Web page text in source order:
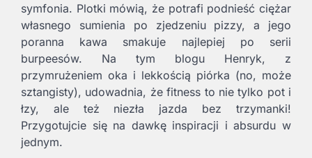
symfonia. Plotki mówią, że potrafi podnieść ciężar
własnego sumienia po zjedzeniu pizzy, a jego
poranna kawa smakuje najlepiej po serii
burpeesów. Na tym blogu Henryk, z
przymrużeniem oka i lekkością piórka (no, może
sztangisty), udowadnia, że fitness to nie tylko pot i
łzy, ale też niezła jazda bez trzymanki!
Przygotujcie się na dawkę inspiracji i absurdu w
jednym.